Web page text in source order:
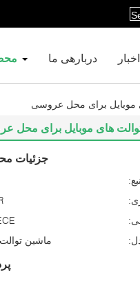
دربارهی ما اخبار
موبایل برای محل عروسی
های موبایل برای محل
جزئیات
ماشین